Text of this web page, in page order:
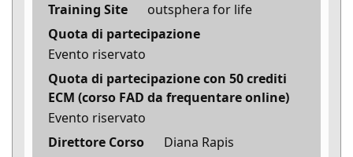
Training Site
outsphera for life
Quota di partecipazione
Evento riservato
Quota di partecipazione con 50 crediti
ECM (corso FAD da frequentare online)
Evento riservato
Direttore Corso
Diana Rapis